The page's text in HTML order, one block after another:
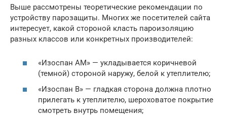
Выше рассмотрены теоретические рекомендации по
устройству парозащиты. Многих же посетителей сайта
интересует, какой стороной класть пароизоляцию
разных классов или конкретных производителей:
«Изоспан АМ» — укладывается коричневой
(темной) стороной наружу, белой к утеплителю;
«Изоспан В» — гладкая сторона должна плотно
прилегать к утеплителю, шероховатое покрытие
смотреть внутрь помещения;